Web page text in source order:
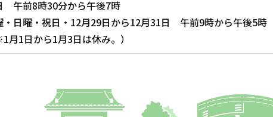
午前8時30分から午後7時
・日曜・祝日・12月29日から12月31日 午前9時から午後5時
月1日から1月3日は休み。）